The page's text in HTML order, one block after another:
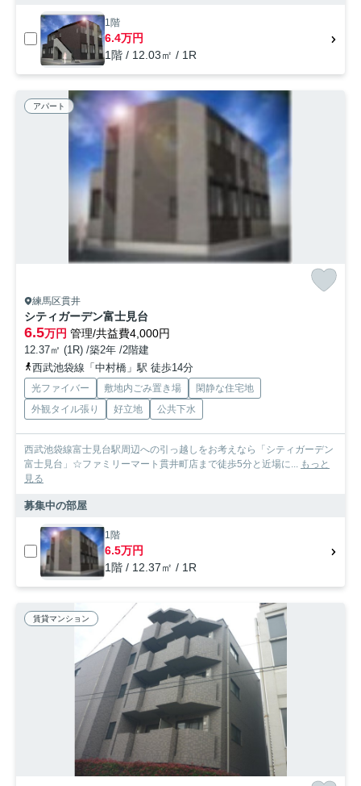
1階
6.4万円
1階 / 12.03㎡ / 1R
アパート
練馬区貫井
シティガーデン富士見台
6.5万円 管理/共益費4,000円
12.37㎡ (1R) /築2年 /2階建
西武池袋線「中村橋」駅 徒歩14分
光ファイバー 敷地内ごみ置き場
閑静な住宅地
外観タイル張り
好立地 公共下水
西武池袋線富士見台駅周辺への引っ越しをお考えなら「シティガーデン
富士見台」☆ファミリーマート貫井町店まで徒歩5分と近場に... もっと
見る
募集中の部屋
1階
6.5万円
1階 / 12.37㎡ / 1R
賃貸マンション